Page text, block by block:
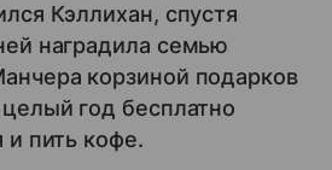
Кэллихан, спустя
наградила семью
корзиной подарков
год бесплатно
и пить кофе.